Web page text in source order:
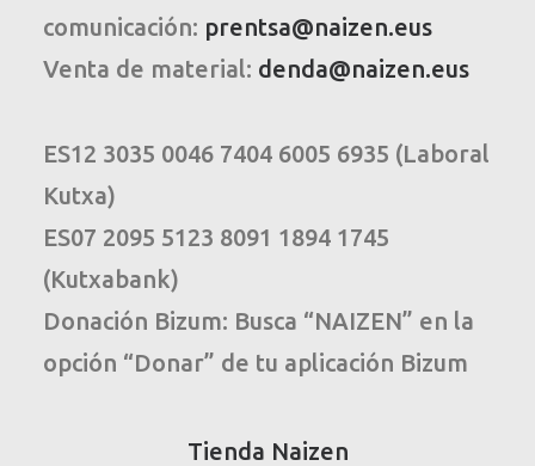
comunicación: prentsa@naizen.eus
Venta de material: denda@naizen.eus
ES12 3035 0046 7404 6005 6935 (Laboral
Kutxa)
ES07 2095 5123 8091 1894 1745
(Kutxabank)
Donación Bizum: Busca “NAIZEN” en la
opción “Donar” de tu aplicación Bizum
Tienda Naizen